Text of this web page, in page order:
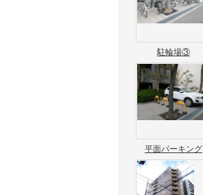
駐輪場③
平面パーキング